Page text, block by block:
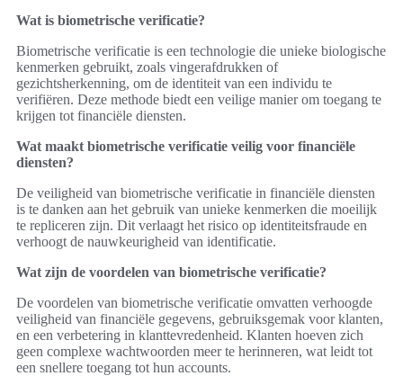
Wat is biometrische verificatie?
Biometrische verificatie is een technologie die unieke biologische
kenmerken gebruikt, zoals vingerafdrukken of
gezichtsherkenning, om de identiteit van een individu te
verifiëren. Deze methode biedt een veilige manier om toegang te
krijgen tot financiële diensten.
Wat maakt biometrische verificatie veilig voor financiële
diensten?
De veiligheid van biometrische verificatie in financiële diensten
is te danken aan het gebruik van unieke kenmerken die moeilijk
te repliceren zijn. Dit verlaagt het risico op identiteitsfraude en
verhoogt de nauwkeurigheid van identificatie.
Wat zijn de voordelen van biometrische verificatie?
De voordelen van biometrische verificatie omvatten verhoogde
veiligheid van financiële gegevens, gebruiksgemak voor klanten,
en een verbetering in klanttevredenheid. Klanten hoeven zich
geen complexe wachtwoorden meer te herinneren, wat leidt tot
een snellere toegang tot hun accounts.